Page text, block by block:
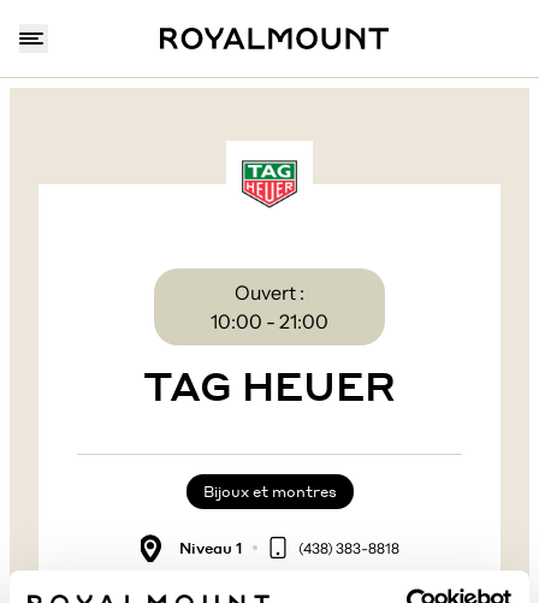
Ouvert :
10:00 - 21:00
TAG HEUER
Bijoux et montres
Niveau 1 (438) 383-8818